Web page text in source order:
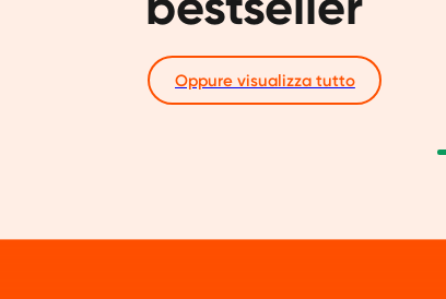
Oppure visualizza tutto